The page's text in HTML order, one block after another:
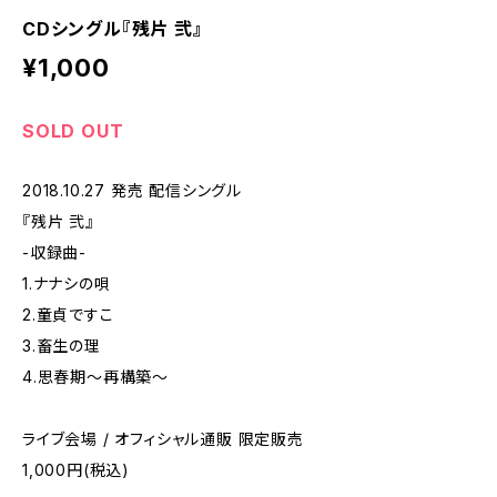
CDシングル『残片 弐』
¥1,000
SOLD OUT
2018.10.27 発売 配信シングル
『残片 弐』
-収録曲-
1.ナナシの唄
2.童貞ですこ
3.畜生の理
4.思春期〜再構築〜
ライブ会場 / オフィシャル通販 限定販売
1,000円(税込)